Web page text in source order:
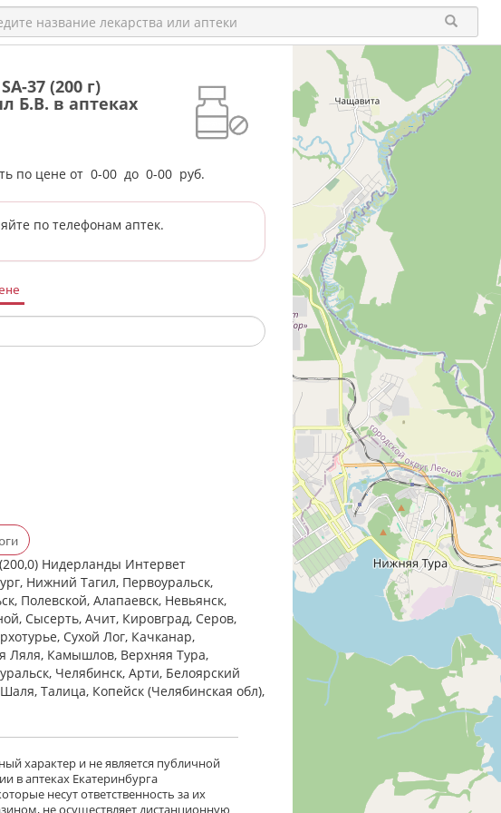
37 (200 г)
Б.В. в аптеках
по цене от 0-00 до 0-00 руб.
по телефонам аптек.
Нидерланды Интервет
Нижний Тагил, Первоуральск,
Полевской, Алапаевск, Невьянск,
Сысерть, Ачит, Кировград, Серов,
Сухой Лог, Качканар,
Ляля, Камышлов, Верхняя Тура,
Челябинск, Арти, Белоярский
Талица, Копейск (Челябинская обл),
характер и не является публичной
в аптеках Екатеринбурга
несут ответственность за их
не осуществляет дистанционную